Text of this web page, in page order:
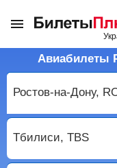
Авиабилеты